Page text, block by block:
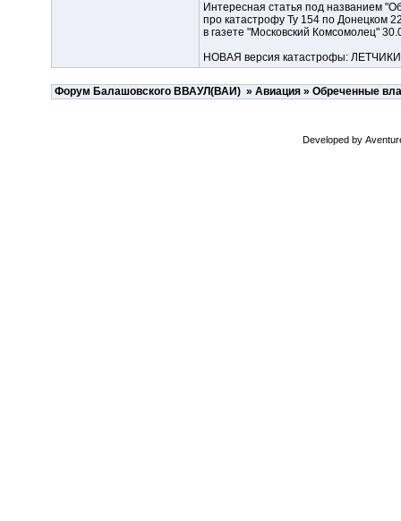
Интересная статья под названием
про катастрофу Ту 154 по Донецком
в газете "Московский Комсомолец"
НОВАЯ версия катастрофы:
Форум Балашовского ВВАУЛ(ВАИ)» Авиация» Обреченные
Developed by